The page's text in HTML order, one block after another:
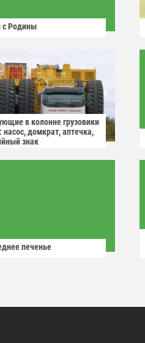
с Родины
в колонне грузовики
насос, домкрат, аптечка,
знак
печенье